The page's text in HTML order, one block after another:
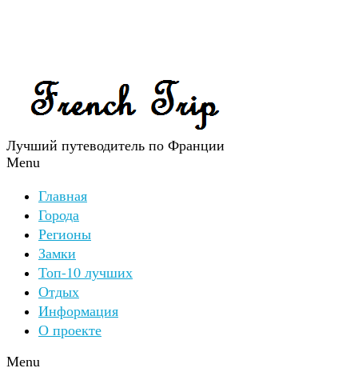
Лучший путеводитель по Франции
Menu
Главная
Города
Регионы
Замки
Топ-10 лучших
Отдых
Информация
О проекте
Menu